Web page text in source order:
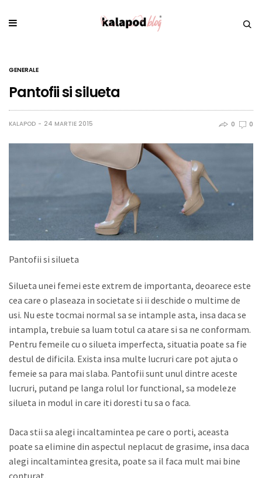
GENERALE
Pantofii si silueta
KALAPOD 24 MARTIE 2015 0 0
Pantofii si silueta
Silueta unei femei este extrem de importanta, deoarece este
cea care o plaseaza in societate si ii deschide o multime de
usi. Nu este tocmai normal sa se intample asta, insa daca se
intampla, trebuie sa luam totul ca atare si sa ne conformam.
Pentru femeile cu o silueta imperfecta, situatia poate sa fie
destul de dificila. Exista insa multe lucruri care pot ajuta o
femeie sa para mai slaba. Pantofii sunt unul dintre aceste
lucruri, putand pe langa rolul lor functional, sa modeleze
silueta in modul in care iti doresti tu sa o faca.
Daca stii sa alegi incaltamintea pe care o porti, aceasta
poate sa elimine din aspectul neplacut de grasime, insa daca
alegi incaltamintea gresita, poate sa il faca mult mai bine
conturat.